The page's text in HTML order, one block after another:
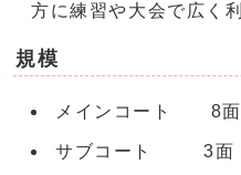
方に練習や大会で広く
規模
メインコート 8面
サブコート 3面